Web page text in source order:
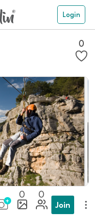
Login
0
0 0
Join